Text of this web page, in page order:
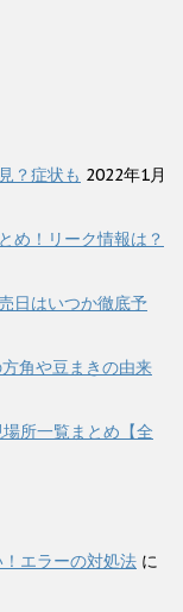
？症状も 2022年1月
め！リーク情報は？
日はいつか徹底予
角や豆まきの由来
場所一覧まとめ【全
！エラーの対処法 に